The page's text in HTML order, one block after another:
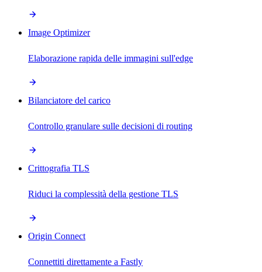
Image Optimizer
Elaborazione rapida delle immagini sull'edge
Bilanciatore del carico
Controllo granulare sulle decisioni di routing
Crittografia TLS
Riduci la complessità della gestione TLS
Origin Connect
Connettiti direttamente a Fastly